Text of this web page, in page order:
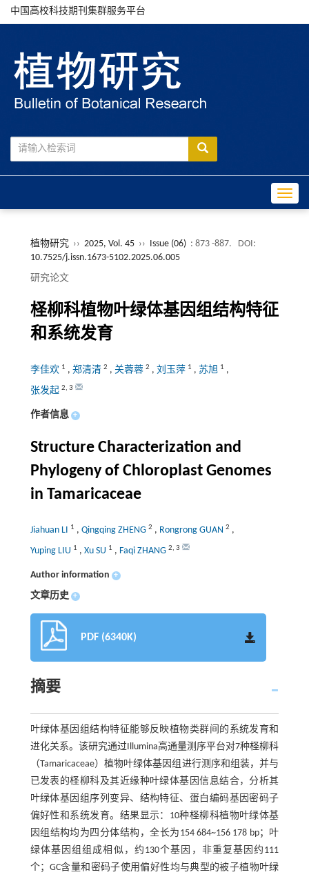
中国高校科技期刊集群服务平台
植物研究 ›› 2025, Vol. 45 ›› Issue (06) : 873 -887.
DOI:
10.7525/j.issn.1673-5102.2025.06.005
研究论文
柽柳科植物叶绿体基因组结构特征
和系统发育
李佳欢 1 , 郑清清 2 , 关蓉蓉 2 , 刘玉萍 1 , 苏旭 1 ,
张发起 2, 3
作者信息 +
Structure Characterization and
Phylogeny of Chloroplast Genomes
in Tamaricaceae
Jiahuan LI 1 , Qingqing ZHENG 2 , Rongrong GUAN 2 ,
Yuping LIU 1 , Xu SU 1 , Faqi ZHANG 2, 3
Author information +
文章历史 +
PDF (6340K)
摘要
叶绿体基因组结构特征能够反映植物类群间的系统发育和
进化关系。该研究通过Illumina高通量测序平台对7种柽柳科
（Tamaricaceae）植物叶绿体基因组进行测序和组装，并与
已发表的柽柳科及其近缘种叶绿体基因信息结合，分析其
叶绿体基因组序列变异、结构特征、蛋白编码基因密码子
偏好性和系统发育。结果显示：10种柽柳科植物叶绿体基
因组结构均为四分体结构，全长为154 684~156 178 bp；叶
绿体基因组组成相似，约130个基因，非重复基因约111
个；GC含量和密码子使用偏好性均与典型的被子植物叶绿